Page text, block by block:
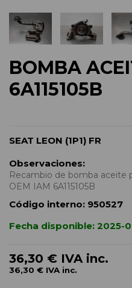
BOMBA
6A115105B
SEAT LEON (1P1) FR
Observaciones:
Recambio de bomba aceite
OEM IAM 6A115105B
Código interno: 950527
Fecha disponible: 2025-
36,30 € IVA inc.
36,30 € IVA inc.